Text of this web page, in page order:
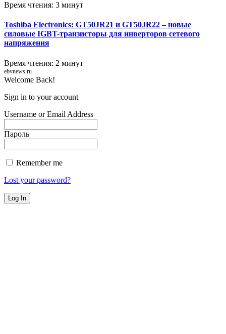
Время чтения: 3 минут
Toshiba Electronics: GT50JR21 и GT50JR22 – новые
силовые IGBT-транзисторы для инверторов сетевого
напряжения
Время чтения: 2 минут
ebvnews.ru
Welcome Back!
Sign in to your account
Username or Email Address
Пароль
Remember me
Lost your password?